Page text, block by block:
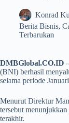
Konrad
Berita Bisnis,
Terbarukan
DMBGlobal.CO.ID
(BNI) berhasil
selama periode
Menurut Direktur
tersebut
terakhir.